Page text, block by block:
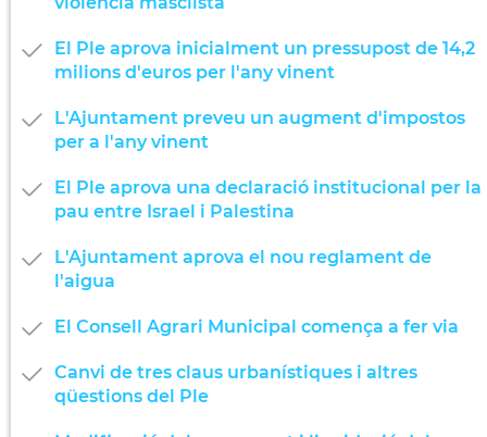
El Ple aprova inicialment un pressupost de 14,2
milions d'euros per l'any vinent
L'Ajuntament preveu un augment d'impostos
per a l'any vinent
El Ple aprova una declaració institucional per la
pau entre Israel i Palestina
L'Ajuntament aprova el nou reglament de
l'aigua
El Consell Agrari Municipal comença a fer via
Canvi de tres claus urbanístiques i altres
qüestions del Ple